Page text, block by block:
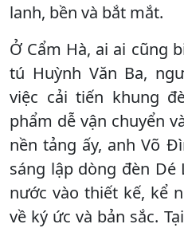
lanh, bền và bắt mắt.
Ở Cẩm Hà, ai ai cũng
tú Huỳnh Văn Ba,
việc cải tiến khung
phẩm dễ vận chuyển
nền tảng ấy, anh Võ
sáng lập dòng đèn Dé
nước vào thiết kế, kể
về ký ức và bản sắc.